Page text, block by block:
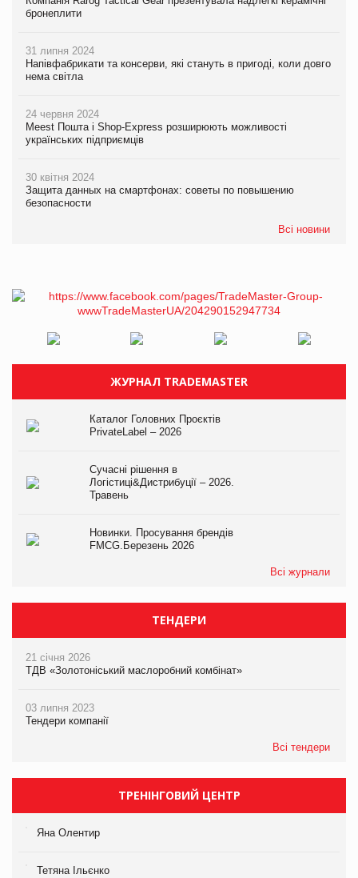
бронеплити
31 липня 2024
Напівфабрикати та консерви, які стануть в пригоді, коли довго
нема світла
24 червня 2024
Meest Пошта і Shop-Express розширюють можливості
українських підприємців
30 квітня 2024
Защита данных на смартфонах: советы по повышению
безопасности
Всі новини
ЖУРНАЛ TRADEMASTER
Каталог Головних Проєктів
PrivateLabel – 2026
Сучасні рішення в
Логістиці&Дистрибуції – 2026.
Травень
Новинки. Просування брендів
FMCG.Березень 2026
Всі журнали
ТЕНДЕРИ
21 січня 2026
ТДВ «Золотоніський маслоробний комбінат»
03 липня 2023
Тендери компанії
Всі тендери
ТРЕНІНГОВИЙ ЦЕНТР
Яна Олентир
Тетяна Ільєнко